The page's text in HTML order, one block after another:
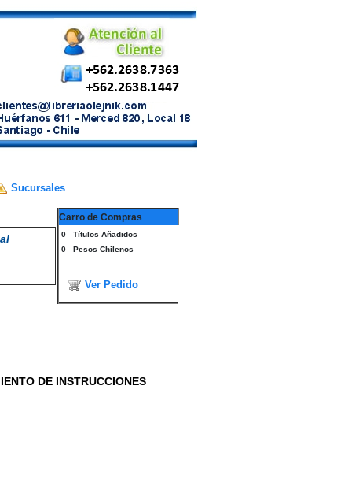
Sucursales
Carro de Compras
0 Títulos Añadidos
0 Pesos Chilenos
Ver Pedido
DE INSTRUCCIONES